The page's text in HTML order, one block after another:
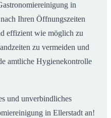
in
Ihren Öffnungszeiten
effizient wie möglich zu
zu vermeiden und
amtliche Hygienekontrolle
und unverbindliches
in Ellerstadt an!